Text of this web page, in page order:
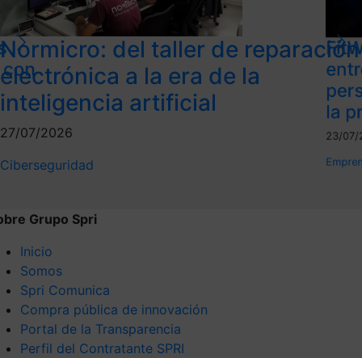
Normicro: del taller de reparación
electrónica a la era de la
inteligencia artificial
27/07/2026
Ciberseguridad
la
23/07/
Grupo Spri
Inicio
Somos
Spri Comunica
Compra pública de innovación
Portal de la Transparencia
Perfil del Contratante SPRI